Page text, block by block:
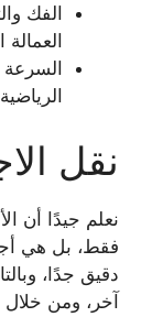
الفك
السرعة
نقل
نعلم جيدًا أن
فقط، بل هي
دقيق جدًا،
آخر، ومن